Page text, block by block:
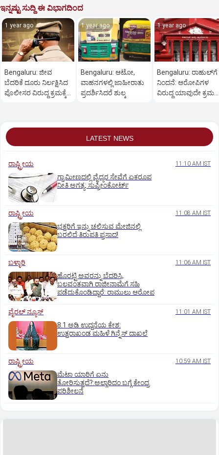
ಇನ್ನಷ್ಟು ಸುದ್ದಿ ಈ ವಿಭಾಗದಿಂದ
1 year ago
Bengaluru: ಜೀವ
ಬೆದರಿಕೆ ದೂರು ನಿರ್ಲಕ್ಷಿಸಿದ
ಪೊಲೀಸರ ವಿರುದ್ಧ ಕ್ರಮಕ್ಕೆ
1 year ago
Bengaluru: ಆಟೋ,
ವಾಹನಗಳಲ್ಲಿ ಜಾಹೀರಾತು
ಪ್ರದರ್ಶಿಸಿದರೆ ಶುಲ್ಕ
1 year ago
Bengaluru: ರಾಹುಲ್‌ಗೆ
ನಿಂದನೆ: ಆರೋಪಿಗಳ
ವಿರುದ್ಧ ಯಾವುದೇ ಕ್ರಮ
LATEST NEWS
ರಾಷ್ಟ್ರೀಯ 11:10 AM IST
ಗ್ರಾಮೀಣದಲ್ಲಿ ವೈದ್ಯರ ಸೇವೆಗೆ ಏಕರೂಪ
ನೀತಿ ಅಗತ್ಯ: ಸುಪ್ರೀಂಕೋರ್ಟ್‌
ರಾಷ್ಟ್ರೀಯ 11:08 AM IST
ಭಕ್ತರಿಗೆ ಇನ್ನು ಚಲಿಸುವ ಮೇಜಿನಲ್ಲಿ
ಬರಲಿದೆ ತಿರುಪತಿ ಪ್ರಸಾದ!
ಬಳ್ಳಾರಿ 11:06 AM IST
ಹೊರಟ್ಟಿ ಅವರನ್ನು ಬೆದರಿಸಿ,
ಬಲವಂತವಾಗಿ ರಾಜೀನಾಮೆಗೆ ಸಹಿ
ಪಡೆದುಕೊಂಡಿದ್ದಾರೆ: ರಾಮುಲು ಆರೋಪ
ವೈರಲ್ ನ್ಯೂಸ್ 11:01 AM IST
8.1 ಅಡಿ ಉದ್ದನೆಯ ಕೇಶ:
ಉತ್ತರಾಖಂಡ ಮಹಿಳೆ ಗಿನ್ನೆಸ್‌ ದಾಖಲೆ
ರಾಷ್ಟ್ರೀಯ 10:59 AM IST
ಮೆಟಾ ಯಾರಿಗೆ ಏನು
ತೋರಿಸುತ್ತದೆ?:ಅಲ್ಗಾರಿದಂ ಬಗ್ಗೆ ಕೇಂದ್ರ
ಪರಿಶೀಲನೆ